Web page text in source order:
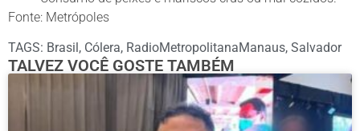
Fonte: Metrópoles
TAGS: Brasil , Cólera, RadioMetropolitanaManaus, Salvador
TALVEZ VOCÊ GOSTE TAMBÉM